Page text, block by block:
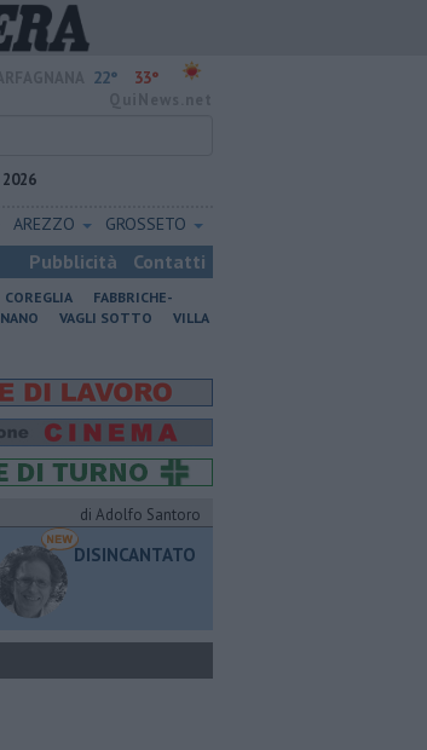
22° 33°
AREZZO GROSSETO
Pubblicità Contatti
COREGLIA
FABBRICHE-
VAGLI SOTTO
VILLA
di Adolfo Santoro
DISINCANTATO